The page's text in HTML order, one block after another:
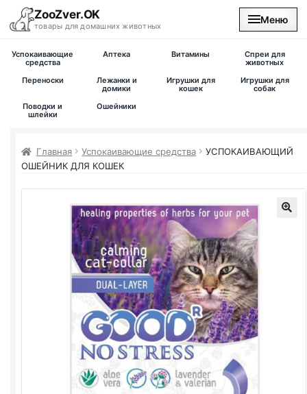
ZooZver.OK
товары для домашних животных
Меню
На главную
Вакансии
Успокаивающие
средства
Аптека Витамины
Спреи для
животных
Переноски
Лежанки и
домики
Игрушки для
кошек
Игрушки для
собак
Поводки и
шлейки
Ошейники
Главная Успокаивающие средства
УСПОКАИВАЮЩИЙ
ОШЕЙНИК ДЛЯ КОШЕК